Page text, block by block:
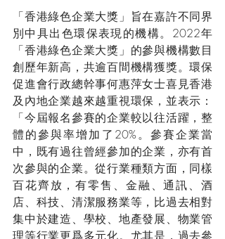
「香港綠色企業大獎」旨在嘉許不同界
別中具出色環保表現的機構。2022年
「香港綠色企業大獎」的參與機構數目
創歷年新高，共逾百間機構獲獎。環保
促進會行政總幹事何惠萍女士喜見香港
及內地企業越來越重視環保，並表示：
「今屆報名參賽的企業較以往活躍，整
體的參與率增加了20%。參賽企業當
中，既有過往曾經參加的企業，亦有首
次參與的企業。從行業種類方面，同樣
百花齊放，有零售、金融、通訊、酒
店、科技、清潔服務業等，比過去相對
集中於建造、學校、地產發展、物業管
理等行業更爲多元化。尤其是，過去參